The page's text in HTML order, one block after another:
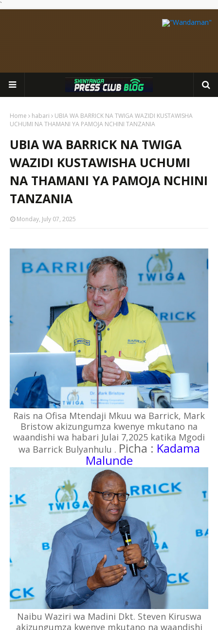
`
Home habari
UBIA WA BARRICK NA TWIGA WAZIDI KUSTAWISHA
UCHUMI NA THAMANI YA PAMOJA NCHINI TANZANIA
UBIA WA BARRICK NA TWIGA
WAZIDI KUSTAWISHA UCHUMI
NA THAMANI YA PAMOJA NCHINI
TANZANIA
Monday, July 07, 2025
Rais na Ofisa Mtendaji Mkuu wa Barrick, Mark
Bristow akizungumza kwenye mkutano na
waandishi wa habari Julai 7,2025 katika Mgodi
wa Barrick Bulyanhulu . Picha : Kadama
Malunde
Naibu Waziri wa Madini Dkt. Steven Kiruswa
akizungumza kwenye mkutano na waandishi